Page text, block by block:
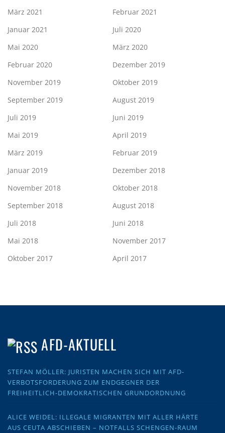
März 2021
Februar 2021
Januar 2021
Juli 2020
Mai 2020
März 2020
Februar 2020
Dezember 2019
November 2019
Oktober 2019
September 2019
August 2019
Juli 2019
Juni 2019
Mai 2019
April 2019
März 2019
Februar 2019
Januar 2019
Dezember 2018
November 2018
Oktober 2018
September 2018
August 2018
Juli 2018
Juni 2018
Mai 2018
November 2017
Oktober 2017
April 2017
AFD-AKTUELL
STEFAN MÖLLER: JURISTEN MACHEN SICH MIT AFD-
VERBOTSFORDERUNG ZUM ENDGEGNER DER
FREIHEITLICH-DEMOKRATISCHEN GRUNDORDNUNG
ALICE WEIDEL: ILLEGALE MIGRANTEN MIT ALLER HÄRTE
AUS CEUTA ABSCHIEBEN – NOTFALLS SCHENGEN-RAUM